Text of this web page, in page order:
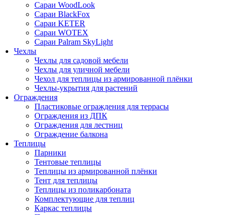
Cараи WoodLook
Сараи BlackFox
Сараи KETER
Сараи WOTEX
Сараи Palram SkyLight
Чехлы
Чехлы для садовой мебели
Чехлы для уличной мебели
Чехол для теплицы из армированной плёнки
Чехлы-укрытия для растений
Ограждения
Пластиковые ограждения для террасы
Ограждения из ДПК
Ограждения для лестниц
Ограждение балкона
Теплицы
Парники
Тентовые теплицы
Теплицы из армированной плёнки
Тент для теплицы
Теплицы из поликарбоната
Комплектующие для теплиц
Каркас теплицы